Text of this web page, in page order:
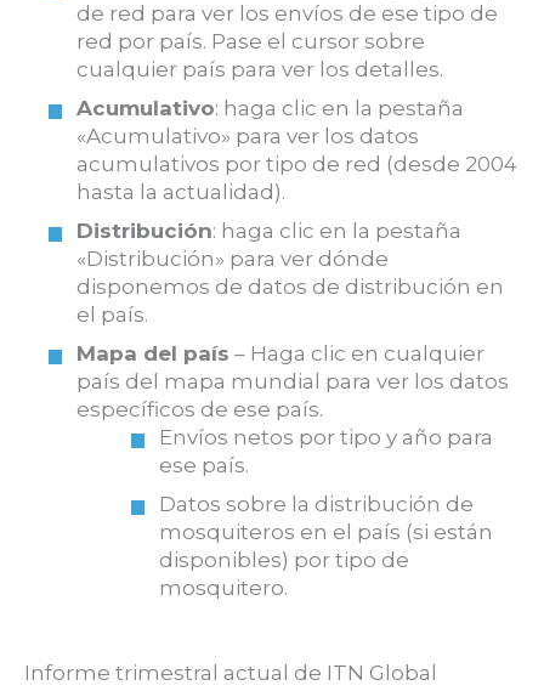
de red para ver los envíos de ese tipo de
red por país. Pase el cursor sobre
cualquier país para ver los detalles.
Acumulativo: haga clic en la pestaña
«Acumulativo» para ver los datos
acumulativos por tipo de red (desde 2004
hasta la actualidad).
Distribución: haga clic en la pestaña
«Distribución» para ver dónde
disponemos de datos de distribución en
el país.
Mapa del país – Haga clic en cualquier
país del mapa mundial para ver los datos
específicos de ese país.
Envíos netos por tipo y año para
ese país.
Datos sobre la distribución de
mosquiteros en el país (si están
disponibles) por tipo de
mosquitero.
Informe trimestral actual de ITN Global